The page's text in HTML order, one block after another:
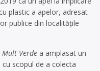
plastic a apelor, adresat
publice din localitățile
Verde a amplasat un
scopul de a colecta